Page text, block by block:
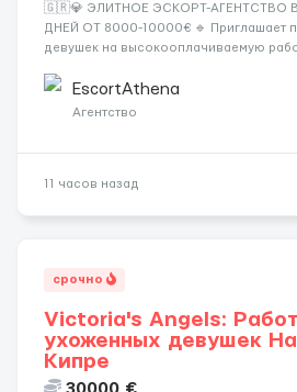
🇬🇷💎 ЭЛИТНОЕ ЭСКОРТ-АГЕНТСТВО
ДНЕЙ ОТ 8000-10000€ 🔹 Приглашает
девушек на высокооплачиваемую
хорошие деньги 💶 — это предложение
Требования: ✔️ Возраст от ...
EscortAthena
Агентство
11 часов назад
срочно
Victoria's Angels:
ухоженных девушек
Кипре